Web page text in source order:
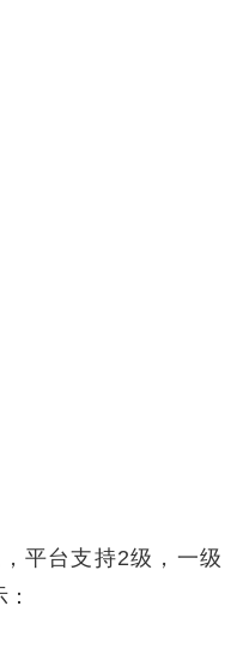
平台支持2级，一级